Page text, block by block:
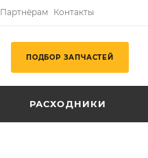
Партнёрам Контакты
ПОДБОР ЗАПЧАСТЕЙ
РАСХОДНИКИ